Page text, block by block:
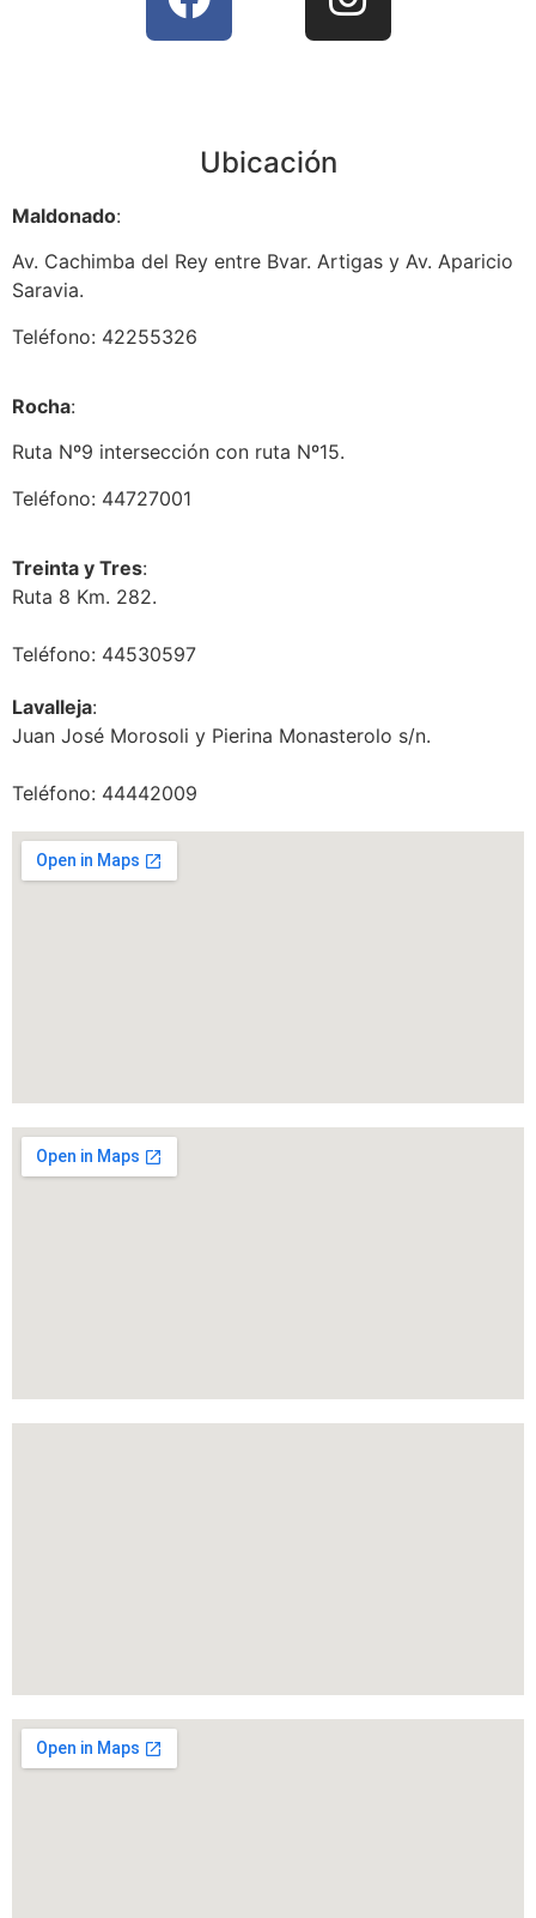
Ubicación
Maldonado:
Av. Cachimba del Rey entre Bvar. Artigas y Av. Aparicio
Saravia.
Teléfono: 42255326
Rocha:
Ruta Nº9 intersección con ruta Nº15.
Teléfono: 44727001
Treinta y Tres:
Ruta 8 Km. 282.
Teléfono: 44530597
Lavalleja:
Juan José Morosoli y Pierina Monasterolo s/n.
Teléfono: 44442009